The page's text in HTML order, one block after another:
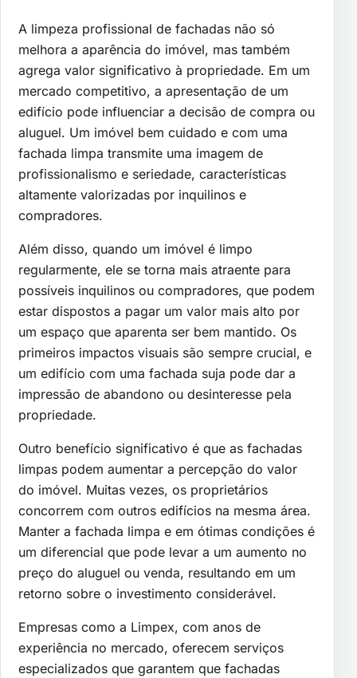
A limpeza profissional de fachadas não só
melhora a aparência do imóvel, mas também
agrega valor significativo à propriedade. Em um
mercado competitivo, a apresentação de um
edifício pode influenciar a decisão de compra ou
aluguel. Um imóvel bem cuidado e com uma
fachada limpa transmite uma imagem de
profissionalismo e seriedade, características
altamente valorizadas por inquilinos e
compradores.
Além disso, quando um imóvel é limpo
regularmente, ele se torna mais atraente para
possíveis inquilinos ou compradores, que podem
estar dispostos a pagar um valor mais alto por
um espaço que aparenta ser bem mantido. Os
primeiros impactos visuais são sempre crucial, e
um edifício com uma fachada suja pode dar a
impressão de abandono ou desinteresse pela
propriedade.
Outro benefício significativo é que as fachadas
limpas podem aumentar a percepção do valor
do imóvel. Muitas vezes, os proprietários
concorrem com outros edifícios na mesma área.
Manter a fachada limpa e em ótimas condições é
um diferencial que pode levar a um aumento no
preço do aluguel ou venda, resultando em um
retorno sobre o investimento considerável.
Empresas como a Limpex, com anos de
experiência no mercado, oferecem serviços
especializados que garantem que fachadas